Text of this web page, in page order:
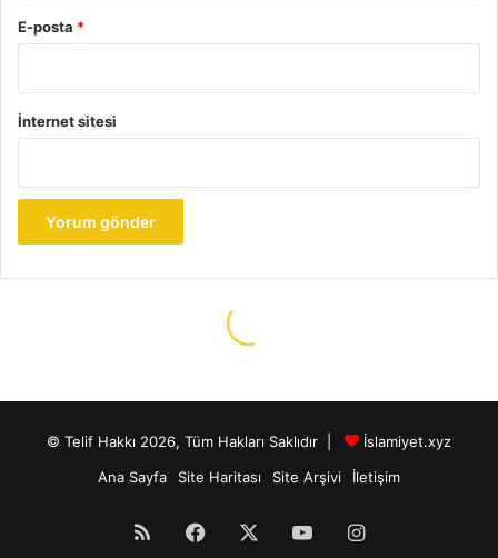
© Telif Hakkı 2026, Tüm Hakları Saklıdır |
İslamiyet.xyz
Ana Sayfa
Site Haritası Site Arşivi İletişim
RSS Facebook YouTubeInstagram